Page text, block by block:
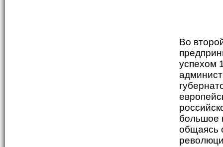
Во
успехом
большое
общаясь